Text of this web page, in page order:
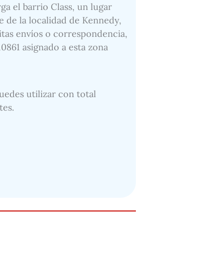
el barrio Class, un lugar
de la localidad de Kennedy,
envíos o correspondencia,
asignado a esta zona
utilizar con total